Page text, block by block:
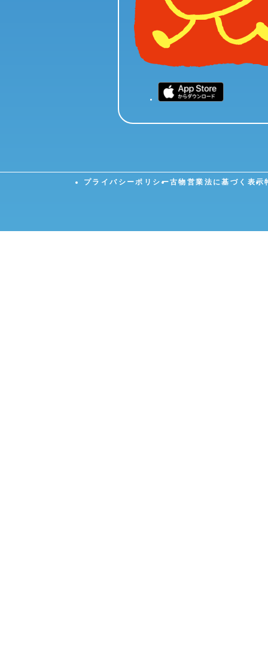
プライバシーポリシー古物営業法に基づく表示